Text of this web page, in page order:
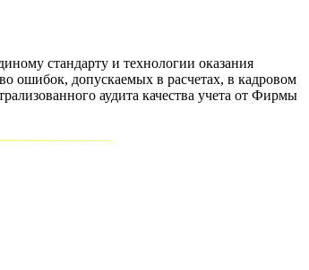
стандарту и технологии оказания
ошибок, допускаемых в расчетах, в кадровом
аудита качества учета от Фирмы